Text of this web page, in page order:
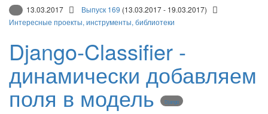
13.03.2017 Выпуск 169 (13.03.2017 - 19.03.2017)
Интересные проекты, инструменты, библиотеки
Django-Classifier -
динамически добавляем
поля в модель Django